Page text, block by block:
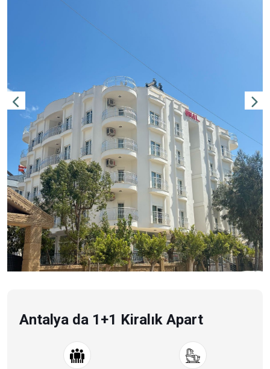
Antalya da 1+1 Kiralık Apart